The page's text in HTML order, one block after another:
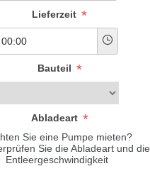
Lieferzeit *
Bauteil *
Abladeart *
Sie eine Pumpe mieten?
Sie die Abladeart und die
Entleergeschwindigkeit